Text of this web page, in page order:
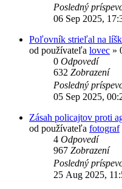
Posledný
06 Sep 2025,
Poľovník strieľal na
od používateľa lovec »
0 Odpovedí
632 Zobrazení
Posledný
05 Sep 2025,
Zásah policajtov proti
od používateľa fotograf
4 Odpovedí
967 Zobrazení
Posledný
25 Aug 2025,